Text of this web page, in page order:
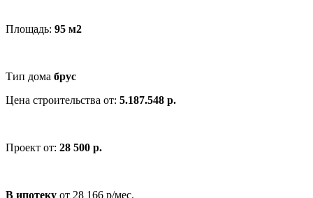
Площадь: 95 м2
Тип дома брус
Цена строительства от: 5.187.548 р.
Проект от: 28 500 р.
В ипотеку от 28 166 р/мес.